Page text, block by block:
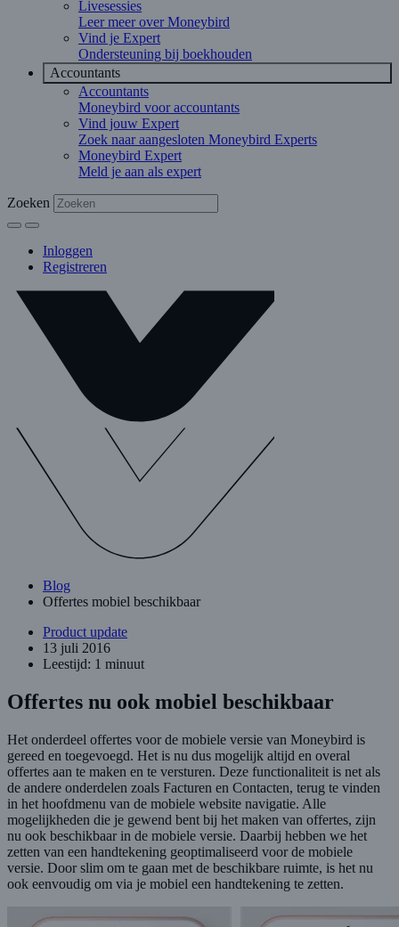
Livesessies
Leer meer over Moneybird
Vind je Expert
Ondersteuning bij boekhouden
Accountants
Accountants
Moneybird voor accountants
Vind jouw Expert
Zoek naar aangesloten Moneybird Experts
Moneybird Expert
Meld je aan als expert
Zoeken
Inloggen
Registreren
Blog
Offertes mobiel beschikbaar
Product update
13 juli 2016
Leestijd: 1 minuut
Offertes nu ook mobiel beschikbaar
Het onderdeel offertes voor de mobiele versie van Moneybird is
gereed en toegevoegd. Het is nu dus mogelijk altijd en overal
offertes aan te maken en te versturen. Deze functionaliteit is net als
de andere onderdelen zoals Facturen en Contacten, terug te vinden
in het hoofdmenu van de mobiele website navigatie. Alle
mogelijkheden die je gewend bent bij het maken van offertes, zijn
nu ook beschikbaar in de mobiele versie. Daarbij hebben we het
zetten van een handtekening geoptimaliseerd voor de mobiele
versie. Door slim om te gaan met de beschikbare ruimte, is het nu
ook eenvoudig om via je mobiel een handtekening te zetten.